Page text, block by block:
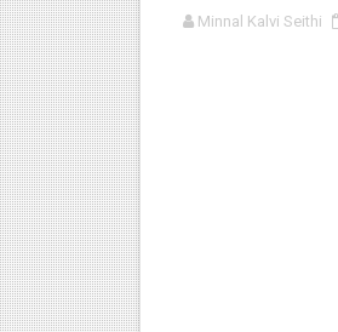
பள்ளி
Minnal Kalvi Seithi